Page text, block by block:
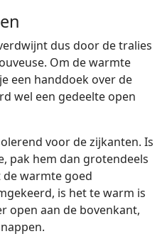
dus door de tralies
Om de warmte
een handdoek over de
wel een gedeelte open
voor de zijkanten. Is
pak hem dan grotendeels
warmte goed
is het te warm is
open aan de bovenkant,